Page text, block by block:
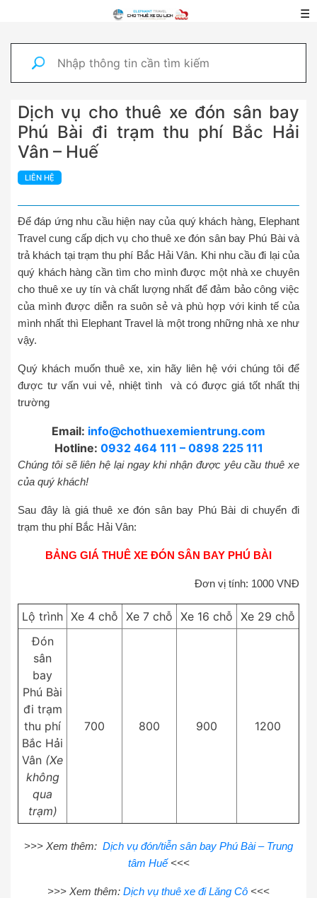
☰
Dịch vụ cho thuê xe đón sân bay
Phú Bài đi trạm thu phí Bắc Hải
Vân – Huế
LIÊN HỆ
Để đáp ứng nhu cầu hiện nay của quý khách hàng, Elephant
Travel cung cấp dịch vụ cho thuê xe đón sân bay Phú Bài và
trả khách tại trạm thu phí Bắc Hải Vân. Khi nhu cầu đi lại của
quý khách hàng cần tìm cho mình được một nhà xe chuyên
cho thuê xe uy tín và chất lượng nhất để đảm bảo công việc
của mình được diễn ra suôn sẻ và phù hợp với kinh tế của
mình nhất thì Elephant Travel là một trong những nhà xe như
vậy.
Quý khách muốn thuê xe, xin hãy liên hệ với chúng tôi để
được tư vấn vui vẻ, nhiệt tình và có được giá tốt nhất thị
trường
Email: info@chothuexemientrung.com
Hotline: 0932 464 111 – 0898 225 111
Chúng tôi sẽ liên hệ lại ngay khi nhận được yêu cầu thuê xe
của quý khách!
Sau đây là giá thuê xe đón sân bay Phú Bài di chuyển đi
trạm thu phí Bắc Hải Vân:
BẢNG GIÁ THUÊ XE ĐÓN SÂN BAY PHÚ BÀI
Đơn vị tính: 1000 VNĐ
Lộ trình Xe 4 chỗ Xe 7 chỗ Xe 16 chỗ Xe 29 chỗ
Đón
sân
bay
Phú Bài
đi trạm
thu phí
Bắc Hải
Vân (Xe
không
qua
trạm)
700 800 900 1200
>>> Xem thêm: Dịch vụ đón/tiễn sân bay Phú Bài – Trung
tâm Huế<<<
>>> Xem thêm: Dịch vụ thuê xe đi Lăng Cô <<<